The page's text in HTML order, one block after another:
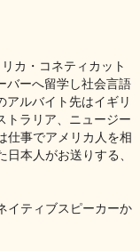
カ・コネティカット
バーへ留学し社会言語
ルバイト先はイギリ
トラリア、ニュージー
仕事でアメリカ人を相
本人がお送りする、
イティブスピーカーか